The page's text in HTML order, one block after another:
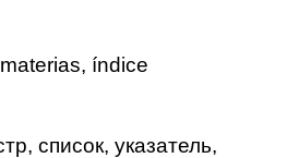
índice
список, указатель,